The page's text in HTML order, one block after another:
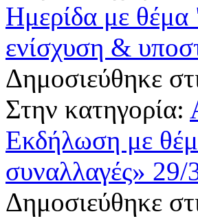
Ημερίδα με θέμα
ενίσχυση &
Δημοσιεύθηκε
Στην κατηγορία:
Εκδήλωση με
συναλλαγές» 29/
Δημοσιεύθηκε